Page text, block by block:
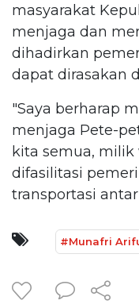
masyarakat
menjaga dan
dihadirkan
dapat dirasakan
"Saya berharap
menjaga Pete-
kita semua,
difasilitasi
transportasi
#Munafri